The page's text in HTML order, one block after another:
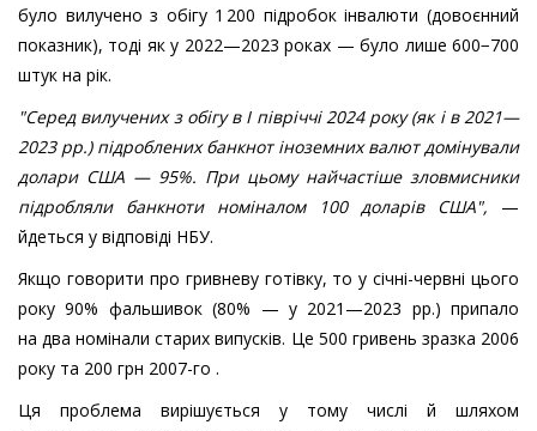
було вилучено з обігу 1 200 підробок інвалюти (довоєнний
показник), тоді як у 2022—2023 роках — було лише 600−700
штук на рік.
"Серед вилучених з обігу в I півріччі 2024 року (як і в 2021—
2023 рр.) підроблених банкнот іноземних валют домінували
долари США — 95%. При цьому найчастіше зловмисники
підробляли банкноти номіналом 100 доларів США", —
йдеться у відповіді НБУ.​​
Якщо говорити про гривневу готівку, то у січні-червні цього
року 90% фальшивок (80% — у 2021—2023 рр.) припало
на два номінали старих випусків. Це 500 гривень зразка 2006
року та 200 грн 2007-го .
Ця проблема вирішується у тому числі й шляхом